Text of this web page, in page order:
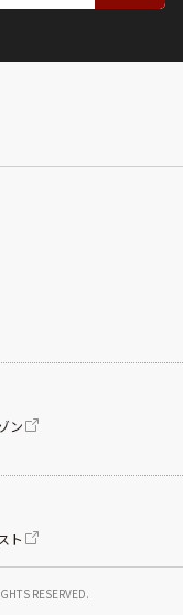
RESERVED.
ン
ト